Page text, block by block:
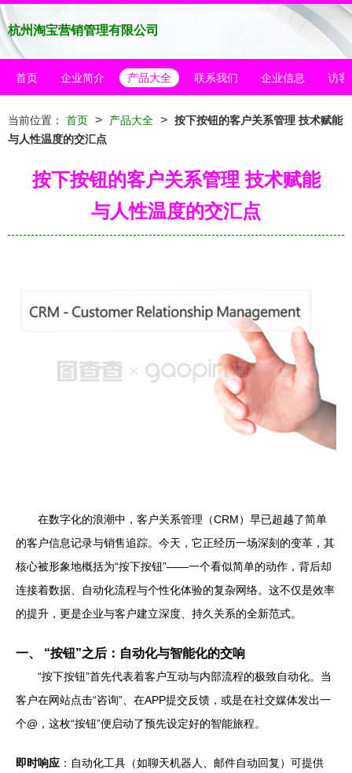
杭州淘宝营销管理有限公司
首页 企业简介 产品大全 联系我们 企业信息 访客
当前位置： 首页 > 产品大全 > 按下按钮的客户关系管理 技术赋能
与人性温度的交汇点
按下按钮的客户关系管理 技术赋能
与人性温度的交汇点
在数字化的浪潮中，客户关系管理（CRM）早已超越了简单
的客户信息记录与销售追踪。今天，它正经历一场深刻的变革，其
核心被形象地概括为“按下按钮”——一个看似简单的动作，背后却
连接着数据、自动化流程与个性化体验的复杂网络。这不仅是效率
的提升，更是企业与客户建立深度、持久关系的全新范式。
一、 “按钮”之后：自动化与智能化的交响
“按下按钮”首先代表着客户互动与内部流程的极致自动化。当
客户在网站点击“咨询”、在APP提交反馈，或是在社交媒体发出一
个@，这枚“按钮”便启动了预先设定好的智能旅程。
即时响应 ：自动化工具（如聊天机器人、邮件自动回复）可提供